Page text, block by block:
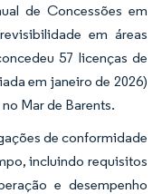
de Concessões em
em áreas
57 licenças de
em janeiro de 2026)
Mar de Barents.
de conformidade
incluindo requisitos
e desempenho